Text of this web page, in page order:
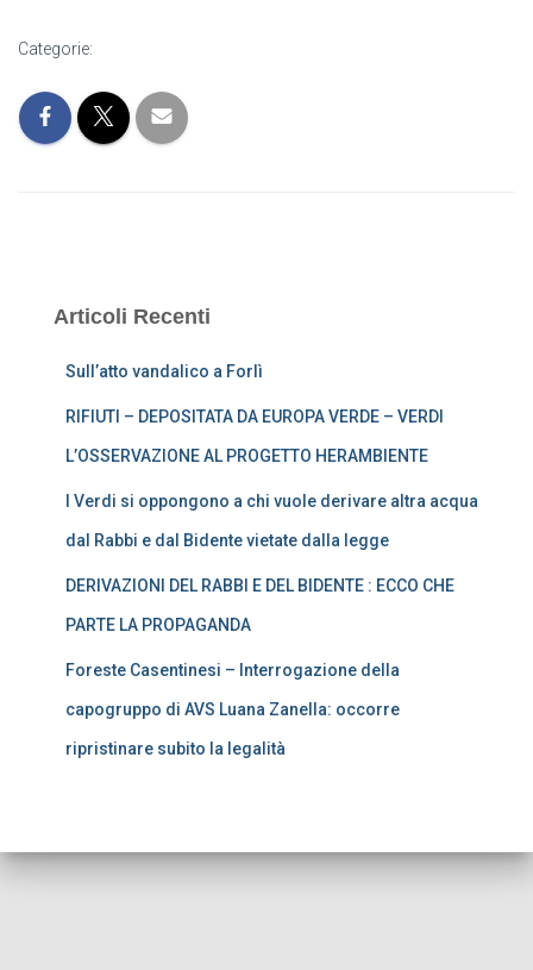
Categorie:
Articoli Recenti
Sull’atto vandalico a Forlì
RIFIUTI – DEPOSITATA DA EUROPA VERDE – VERDI
L’OSSERVAZIONE AL PROGETTO HERAMBIENTE
I Verdi si oppongono a chi vuole derivare altra acqua
dal Rabbi e dal Bidente vietate dalla legge
DERIVAZIONI DEL RABBI E DEL BIDENTE : ECCO CHE
PARTE LA PROPAGANDA
Foreste Casentinesi – Interrogazione della
capogruppo di AVS Luana Zanella: occorre
ripristinare subito la legalità